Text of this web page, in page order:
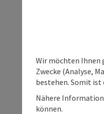
Wir möchten Ihnen
Zwecke (Analyse,
bestehen. Somit ist
Nähere
können.